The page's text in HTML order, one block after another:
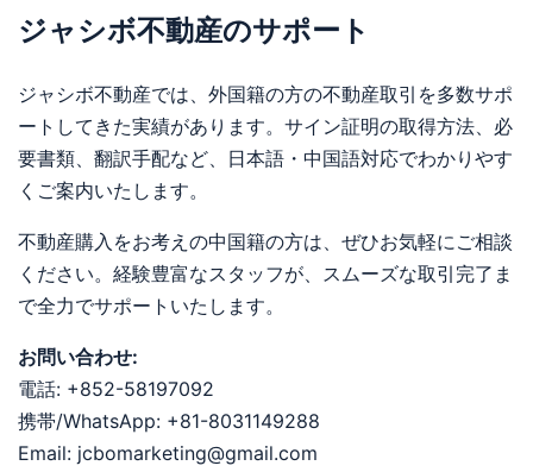
ジャシボ不動産のサポート
ジャシボ不動産では、外国籍の方の不動産取引を多数サポ
ートしてきた実績があります。サイン証明の取得方法、必
要書類、翻訳手配など、日本語・中国語対応でわかりやす
くご案内いたします。
不動産購入をお考えの中国籍の方は、ぜひお気軽にご相談
ください。経験豊富なスタッフが、スムーズな取引完了ま
で全力でサポートいたします。
お問い合わせ:
電話: +852-58197092
携帯/WhatsApp: +81-8031149288
Email: jcbomarketing@gmail.com